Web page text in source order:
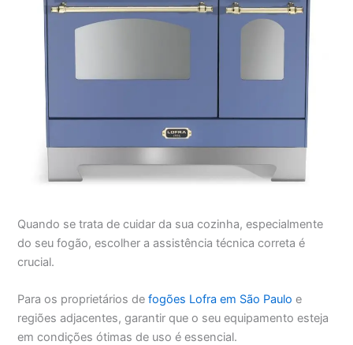
Quando se trata de cuidar da sua cozinha, especialmente
do seu fogão, escolher a assistência técnica correta é
crucial.
Para os proprietários defogões Lofra em São Paulo e
regiões adjacentes, garantir que o seu equipamento esteja
em condições ótimas de uso é essencial.